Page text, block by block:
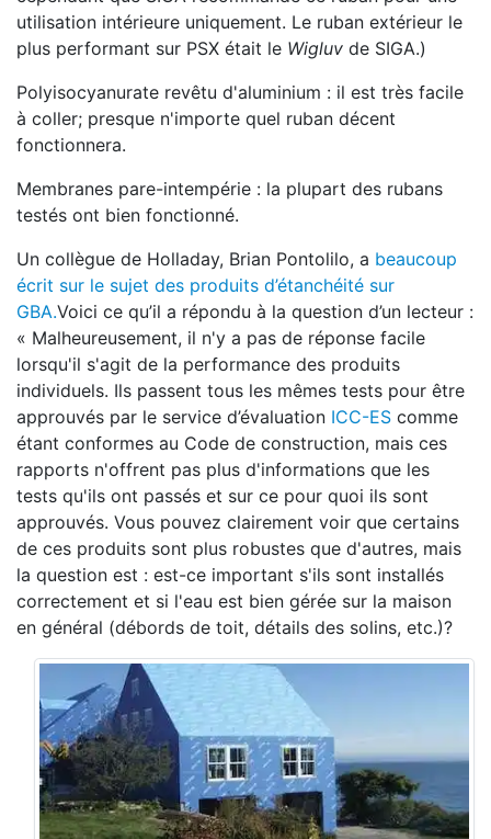
utilisation intérieure uniquement. Le ruban extérieur le
plus performant sur PSX était le Wigluv de SIGA.)
Polyisocyanurate revêtu d'aluminium : il est très facile
à coller; presque n'importe quel ruban décent
fonctionnera.
Membranes pare-intempérie : la plupart des rubans
testés ont bien fonctionné.
Un collègue de Holladay, Brian Pontolilo, a beaucoup
écrit sur le sujet des produits d’étanchéité sur
GBA.Voici ce qu’il a répondu à la question d’un lecteur :
« Malheureusement, il n'y a pas de réponse facile
lorsqu'il s'agit de la performance des produits
individuels. Ils passent tous les mêmes tests pour être
approuvés par le service d’évaluation ICC-ES comme
étant conformes au Code de construction, mais ces
rapports n'offrent pas plus d'informations que les
tests qu'ils ont passés et sur ce pour quoi ils sont
approuvés. Vous pouvez clairement voir que certains
de ces produits sont plus robustes que d'autres, mais
la question est : est-ce important s'ils sont installés
correctement et si l'eau est bien gérée sur la maison
en général (débords de toit, détails des solins, etc.)?